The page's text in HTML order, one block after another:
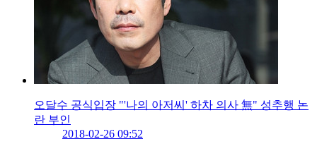
오달수 공식입장 "'나의 아저씨' 하차 의사 無" 성추행 논
란 부인
2018-02-26 09:52